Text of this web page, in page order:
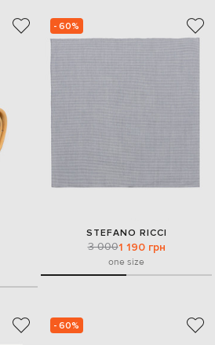
- 60%
STEFANO RICCI
3 0001 190 грн
one size
- 60%